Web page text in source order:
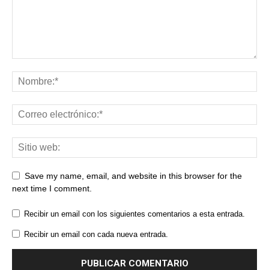
Save my name, email, and website in this browser for the
next time I comment.
Recibir un email con los siguientes comentarios a esta entrada.
Recibir un email con cada nueva entrada.